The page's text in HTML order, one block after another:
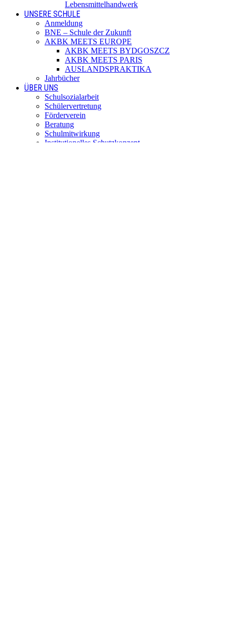
Lebensmittelhandwerk
UNSERE SCHULE
Anmeldung
BNE – Schule der Zukunft
AKBK MEETS EUROPE
AKBK MEETS BYDGOSZCZ
AKBK MEETS PARIS
AUSLANDSPRAKTIKA
Jahrbücher
ÜBER UNS
Schulsozialarbeit
Schülervertretung
Förderverein
Beratung
Schulmitwirkung
Institutionelles Schutzkonzept